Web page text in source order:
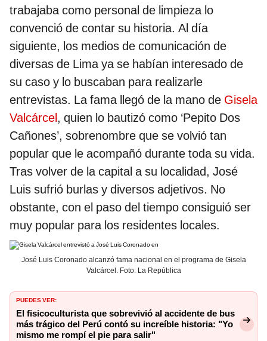
trabajaba como personal de limpieza lo
convenció de contar su historia. Al día
siguiente, los medios de comunicación de
diversas de Lima ya se habían interesado de
su caso y lo buscaban para realizarle
entrevistas. La fama llegó de la mano de Gisela
Valcárcel, quien lo bautizó como ‘Pepito Dos
Cañones’, sobrenombre que se volvió tan
popular que le acompañó durante toda su vida.
Tras volver de la capital a su localidad, José
Luis sufrió burlas y diversos adjetivos. No
obstante, con el paso del tiempo consiguió ser
muy popular para los residentes locales.
José Luis Coronado alcanzó fama nacional en el programa de Gisela
Valcárcel. Foto: La República
PUEDES VER:
El fisicoculturista que sobrevivió al accidente de bus
más trágico del Perú contó su increíble historia: "Yo
mismo me rompí el pie para salir"